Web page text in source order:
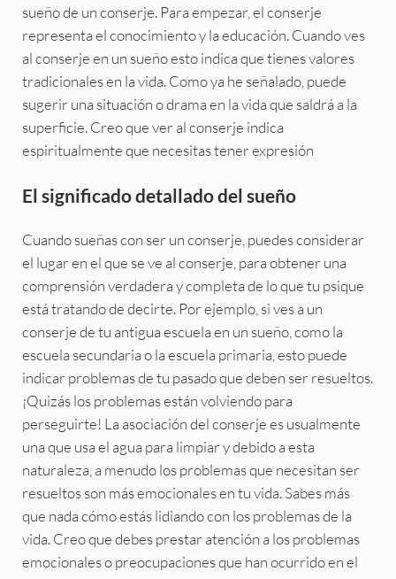
sueño de un conserje. Para empezar, el conserje
representa el conocimiento y la educación. Cuando ves
al conserje en un sueño esto indica que tienes valores
tradicionales en la vida. Como ya he señalado, puede
sugerir una situación o drama en la vida que saldrá a la
superficie. Creo que ver al conserje indica
espiritualmente que necesitas tener expresión
El significado detallado del sueño
Cuando sueñas con ser un conserje, puedes considerar
el lugar en el que se ve al conserje, para obtener una
comprensión verdadera y completa de lo que tu psique
está tratando de decirte. Por ejemplo, si ves a un
conserje de tu antigua escuela en un sueño, como la
escuela secundaria o la escuela primaria, esto puede
indicar problemas de tu pasado que deben ser resueltos.
¡Quizás los problemas están volviendo para
perseguirte! La asociación del conserje es usualmente
una que usa el agua para limpiar y debido a esta
naturaleza, a menudo los problemas que necesitan ser
resueltos son más emocionales en tu vida. Sabes más
que nada cómo estás lidiando con los problemas de la
vida. Creo que debes prestar atención a los problemas
emocionales o preocupaciones que han ocurrido en el